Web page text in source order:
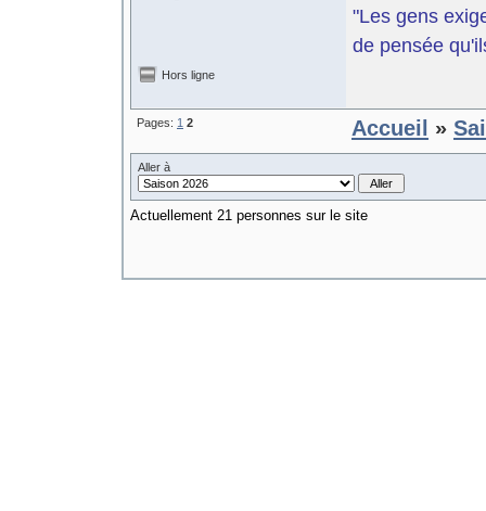
"Les gens
de pensée
Hors ligne
Pages: 1 2 Accueil »
Aller à